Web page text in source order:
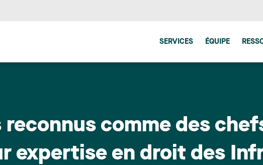
SERVICES ÉQUIPE
reconnus comme des
expertise en droit des